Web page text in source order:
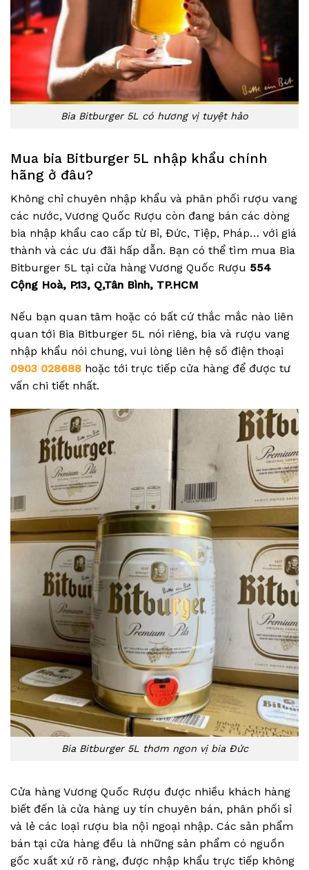
Bia Bitburger 5L có hương vị tuyệt hảo
Mua bia Bitburger 5L nhập khẩu chính
hãng ở đâu?
Không chỉ chuyên nhập khẩu và phân phối rượu vang
các nước, Vương Quốc Rượu còn đang bán các dòng
bia nhập khẩu cao cấp từ Bỉ, Đức, Tiệp, Pháp… với giá
thành và các ưu đãi hấp dẫn. Bạn có thể tìm mua Bia
Bitburger 5L tại cửa hàng Vương Quốc Rượu 554
Cộng Hoà, P.13, Q,Tân Bình, TP.HCM
Nếu bạn quan tâm hoặc có bất cứ thắc mắc nào liên
quan tới Bia Bitburger 5L nói riêng, bia và rượu vang
nhập khẩu nói chung, vui lòng liên hệ số điện thoại
0903 028688 hoặc tới trực tiếp cửa hàng để được tư
vấn chi tiết nhất.
Bia Bitburger 5L thơm ngon vị bia Đức
Cửa hàng Vương Quốc Rượu được nhiều khách hàng
biết đến là cửa hàng uy tín chuyên bán, phân phối sỉ
và lẻ các loại rượu bia nội ngoại nhập. Các sản phẩm
bán tại cửa hàng đều là những sản phẩm có nguồn
gốc xuất xứ rõ ràng, được nhập khẩu trực tiếp không